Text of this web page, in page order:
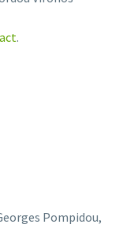
.
Pompidou,